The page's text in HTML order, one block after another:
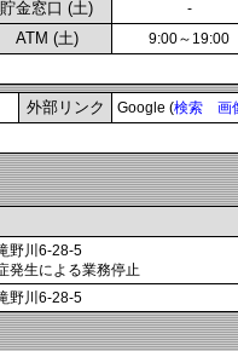
貯金窓口 (土) -
ATM (土) 9:00～19:00
外部リンク Google (検索 画
野川6-28-5
発生による業務停止
野川6-28-5